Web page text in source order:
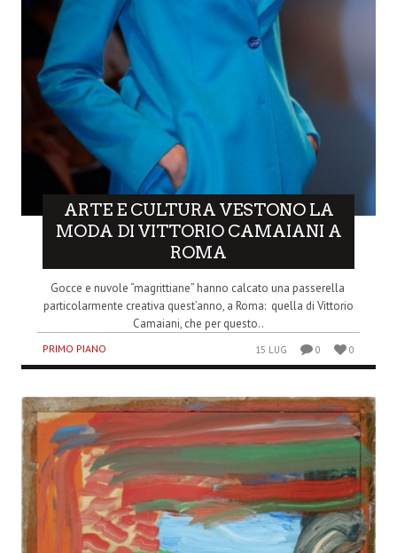
ARTE E CULTURA VESTONO LA
MODA DI VITTORIO CAMAIANI A
ROMA
Gocce e nuvole “magrittiane” hanno calcato una passerella
particolarmente creativa quest’anno, a Roma: quella di Vittorio
Camaiani, che per questo..
PRIMO PIANO 15 LUG 0 0